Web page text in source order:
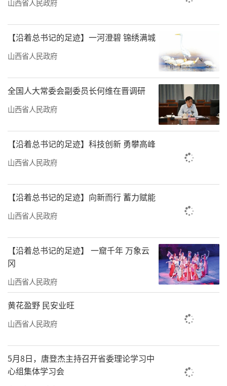
山西省人民政府
【沿着总书记的足迹】一河澄碧 锦绣满城
山西省人民政府
全国人大常委会副委员长何维在晋调研
山西省人民政府
【沿着总书记的足迹】科技创新 勇攀高峰
山西省人民政府
【沿着总书记的足迹】向新而行 蓄力赋能
山西省人民政府
【沿着总书记的足迹】 一窟千年 万象云
冈
山西省人民政府
黄花盈野 民安业旺
山西省人民政府
5月8日，唐登杰主持召开省委理论学习中
心组集体学习会